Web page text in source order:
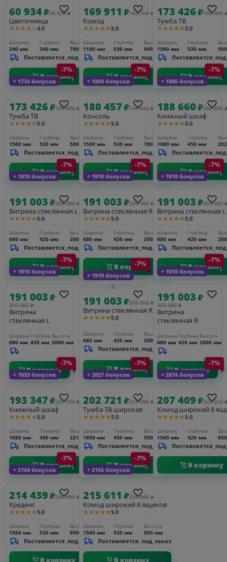
60 934₽65 520 ₽
Цветочница
★★★★★ 4.0
Ширина
340 мм
Глубина
340 мм
Высота
760 мм
Поставляется_под_заказ
В корзину
169 911 ₽182 700 ₽
Комод
★★★★★5.0
Ширина
1100 мм
Глубина
530 мм
Высота
940 мм
Поставляется_под_заказ
В корзину
173 426₽186 480 ₽
Тумба ТВ
★★★★★5.0
Ширина
1560 мм
Глубина
530 мм
В корзину
+ 1734 бонусов
-7%
173 426₽186 480 ₽
Тумба ТВ
★★★★★5.0
Ширина
1560 мм
Глубина
530 мм
Высота
560 мм
Поставляется_под_заказ
В корзину
+ 1804 бонусов
-7%
180 457₽194 040 ₽
Консоль
★★★★★5.0
Ширина
1560 мм
Глубина
530 мм
Высота
780 мм
Поставляется_под_заказ
В корзину
+ 1886 бонусов
-7%
188 660₽202 860 ₽
Книжный шкаф
★★★★★5.0
Ширина
1080 мм
Глубина
450 мм
В корзину
+ 1910 бонусов
-7%
191 003₽205 380 ₽
Витрина стеклянная L
★★★★★5.0
Ширина
680 мм
Глубина
420 мм
Высота
2000 мм
Поставляется_под_заказ
В корзину
+ 1910 бонусов
-7%
191 003₽205 380 ₽
Витрина стеклянная R
★★★★★5.0
Ширина
680 мм
Глубина
420 мм
Высота
2000 мм
Поставляется_под_заказ
В корзину
+ 1910 бонусов
-7%
191 003₽205 380 ₽
Витрина стеклянная L
★★★★★5.0
Ширина
680 мм
Глубина
420 мм
В корзину
+ 1910 бонусов
-7%
191 003₽
205 380 ₽
Витрина
стеклянная L
Ширина
680 мм
Глубина
420 мм
Высота
2000 мм
В корзину
+ 1910 бонусов
-7%
191 003₽205 380 ₽
Витрина стеклянная R
★★★★★5.0
Ширина
680 мм
Глубина
420 мм
Высота
2000 мм
Поставляется_под_заказ
В корзину
+ 1910 бонусов
-7%
191 003₽
205 380 ₽
Витрина
стеклянная R
Ширина
680 мм
Глубина
420 мм
Высота
2000 мм
В корзину
+ 1933 бонусов
-7%
193 347₽207 900 ₽
Книжный шкаф
★★★★★5.0
Ширина
1080 мм
Глубина
450 мм
Высота
2210 мм
Поставляется_под_заказ
В корзину
+ 2027 бонусов
-7%
202 721 ₽217 980 ₽
Тумба ТВ широкая
★★★★★5.0
Ширина
1800 мм
Глубина
450 мм
Высота
550 мм
Поставляется_под_заказ
В корзину
+ 2074 бонусов
-7%
207 409₽223 020 ₽
Комод широкий 8
★★★★★5.0
Ширина
1560 мм
Глубина
420 мм
В корзину
+ 2144 бонусов
-7%
214 439₽230 580 ₽
Креденс
★★★★★5.0
Ширина
1560 мм
Глубина
530 мм
Высота
950 мм
Поставляется_под_заказ
В корзину
+ 2156 бонусов
-7%
215 611 ₽231 840 ₽
Комод широкий 8 ящиков
★★★★★5.0
Ширина
1560 мм
Глубина
530 мм
Высота
950 мм
Поставляется_под_заказ
В корзину